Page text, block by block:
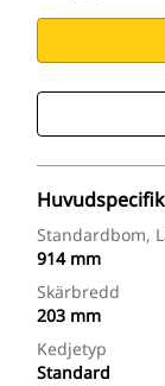
Standardbom,
914 mm
Skärbredd
203 mm
Kedjetyp
Standard